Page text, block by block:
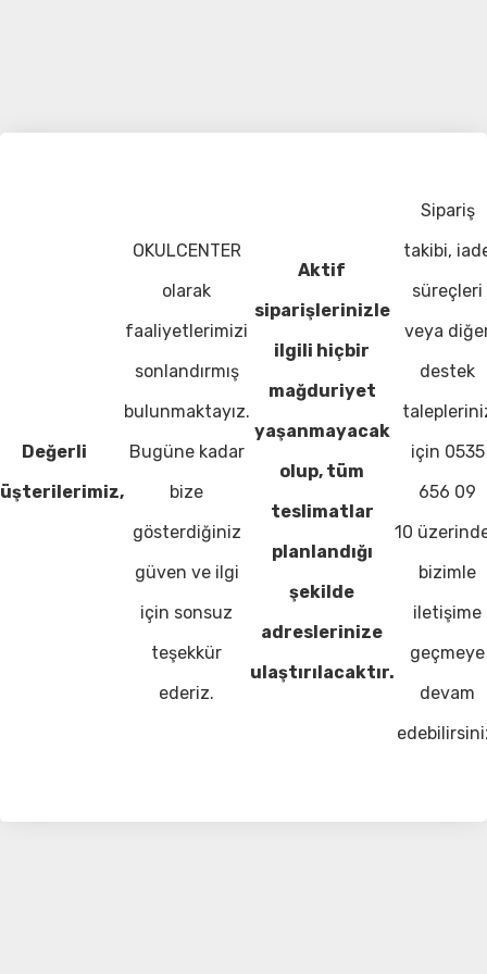
Değerli
OKULCENTER
olarak
faaliyetlerimizi
sonlandırmış
bulunmaktayız.
Bugüne kadar
bize
gösterdiğiniz
güven ve ilgi
için sonsuz
teşekkür
ederiz.
Aktif
siparişlerinizle
ilgili hiçbir
mağduriyet
yaşanmayacak
olup, tüm
teslimatlar
planlandığı
şekilde
adreslerinize
ulaştırılacaktır.
Sipariş
takibi,
süreçleri
veya
destek
için 0535
656 09
10
bizimle
iletişime
geçmeye
devam